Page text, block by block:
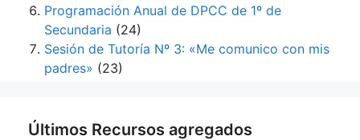
Programación Anual de DPCC de 1º de
Secundaria (24)
Sesión de Tutoría Nº 3: «Me comunico con mis
padres» (23)
Últimos Recursos agregados